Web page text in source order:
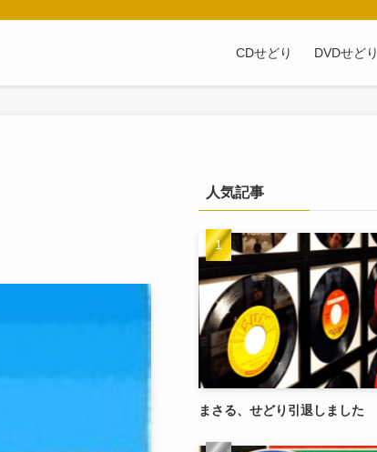
CDせどり DVDせどり
人気記事
まさる、せどり引退しました